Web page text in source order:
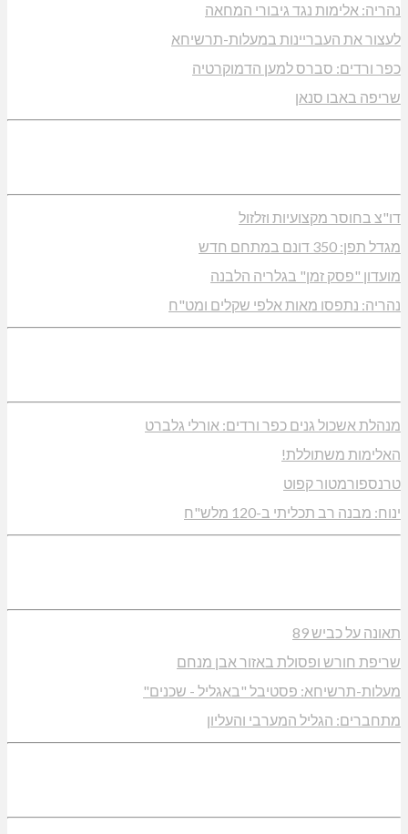
נהריה: אלימות נגד גיבורי המחאה
לעצור את העבריינות במעלות-תרשיחא
כפר ורדים: סברס למען הדמוקרטיה
שריפה באבו סנאן
דו"צ בחוסר מקצועיות וזלזול
מגדל תפן: 350 דונם במתחם חדש
מועדון "פסק זמן" בגלריה הלבנה
נהריה: נתפסו מאות אלפי שקלים ומט"ח
מנהלת אשכול גנים כפר ורדים: אורלי גלברט
האלימות משתוללת!
טרנספורמטור קפוט
ינוח: מבנה רב תכליתי ב-120 מלש"ח
תאונה על כביש 89
שריפת חורש ופסולת באזור אבן מנחם
מעלות-תרשיחא: פסטיבל "באגליל - שכנים"
מתחברים: הגליל המערבי והעליון